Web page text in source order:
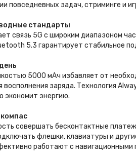
повседневных задач, стриминге и
стандарты
связь 5G с широким диапазоном
5.3 гарантирует стабильное
5000 мАч избавляет от
заряда. Технология
экономит энергию.
компас
совершать бесконтактные
флешки, клавиатуры и
работают с